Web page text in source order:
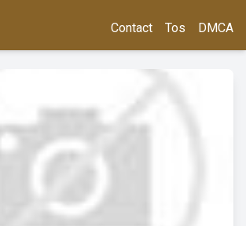
Contact Tos DMCA